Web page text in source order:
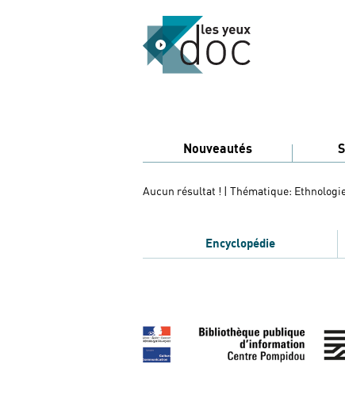
Nouveautés
Aucun résultat ! | Thématique:
Encyclopédie